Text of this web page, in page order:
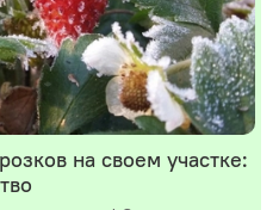
на своем участке: